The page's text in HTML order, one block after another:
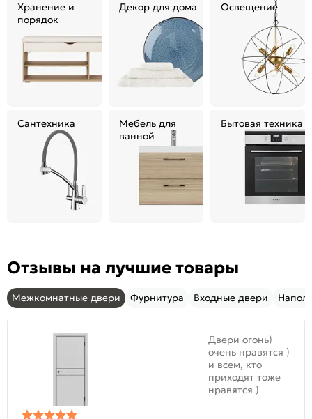
Хранение и
порядок
Декор для дома Освещение
Сантехника
Мебель для
ванной
Бытовая техника
Отзывы на лучшие товары
Межкомнатные двери Фурнитура Входные двери
Двери огонь)
очень нравятся )
и всем, кто
приходят тоже
нравятся )